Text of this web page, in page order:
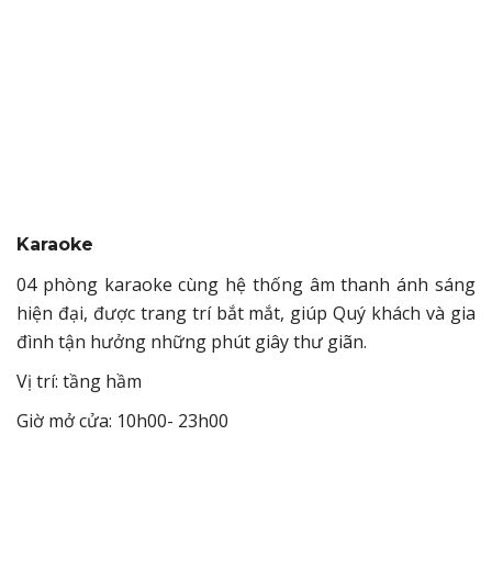
Karaoke
04 phòng karaoke cùng hệ thống âm thanh ánh sáng
hiện đại, được trang trí bắt mắt, giúp Quý khách và gia
đình tận hưởng những phút giây thư giãn.
Vị trí: tầng hầm
Giờ mở cửa: 10h00- 23h00